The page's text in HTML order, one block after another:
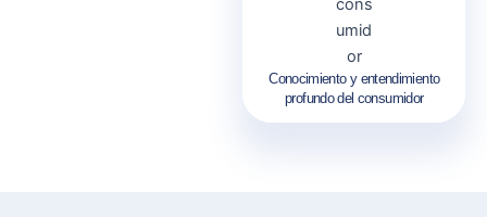
Conocimiento y entendimiento
profundo del consumidor